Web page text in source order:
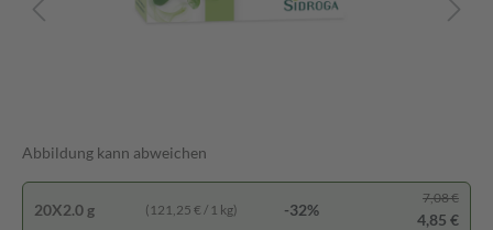
Abbildung kann abweichen
20X2.0 g (121,25 € / 1 kg) -32%
7,08 €
4,85 €